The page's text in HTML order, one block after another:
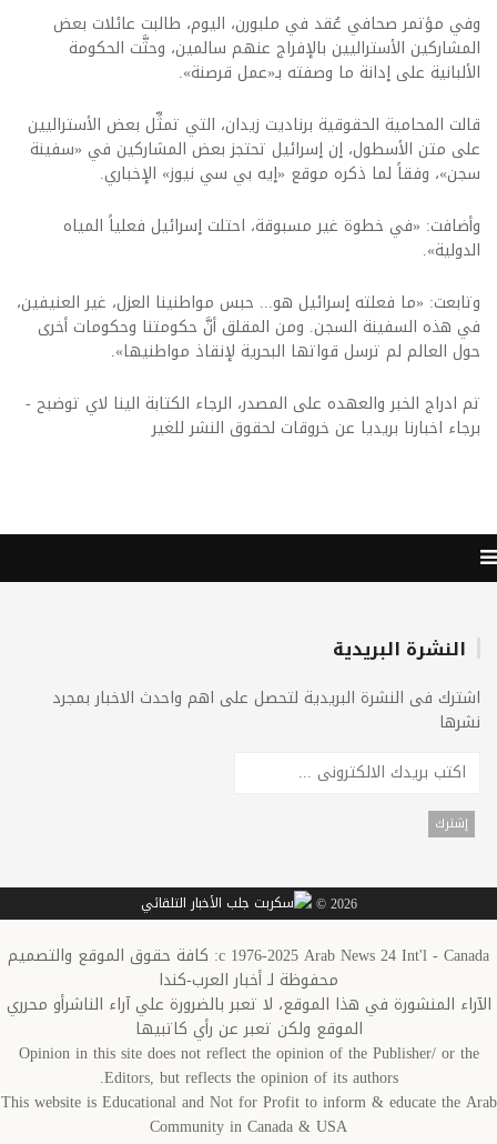
وفي مؤتمر صحافي عُقد في ملبورن، اليوم، طالبت عائلات بعض
المشاركين الأستراليين بالإفراج عنهم سالمين، وحثَّت الحكومة
الألبانية على إدانة ما وصفته بـ«عمل قرصنة».
قالت المحامية الحقوقية برناديت زيدان، التي تمثِّل بعض الأستراليين
على متن الأسطول، إن إسرائيل تحتجز بعض المشاركين في «سفينة
سجن»، وفقاً لما ذكره موقع «إيه بي سي نيوز» الإخباري.
وأضافت: «في خطوة غير مسبوقة، احتلت إسرائيل فعلياً المياه
الدولية».
وتابعت: «ما فعلته إسرائيل هو... حبس مواطنينا العزل، غير العنيفين،
في هذه السفينة السجن. ومن المقلق أنَّ حكومتنا وحكومات أخرى
حول العالم لم ترسل قواتها البحرية لإنقاذ مواطنيها».
تم ادراج الخبر والعهده على المصدر، الرجاء الكتابة الينا لاي توضبح -
برجاء اخبارنا بريديا عن خروقات لحقوق النشر للغير
النشرة البريدية
اشترك فى النشرة البريدية لتحصل على اهم واحدث الاخبار بمجرد
نشرها
2026 ©
c 1976-2025 Arab News 24 Int'l - Canada: كافة حقوق الموقع والتصميم
محفوظة لـ أخبار العرب-كندا
الآراء المنشورة في هذا الموقع، لا تعبر بالضرورة علي آراء الناشرأو محرري
الموقع ولكن تعبر عن رأي كاتبيها
Opinion in this site does not reflect the opinion of the Publisher/ or the
Editors, but reflects the opinion of its authors.
This website is Educational and Not for Profit to inform & educate the Arab
Community in Canada & USA